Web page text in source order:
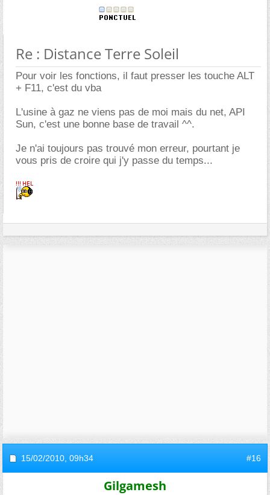
Re : Distance Terre Soleil
Pour voir les fonctions, il faut presser les touche ALT
+ F11, c'est du vba
L'usine à gaz ne viens pas de moi mais du net, API
Sun, c'est une bonne base de travail ^^.
Je n'ai toujours pas trouvé mon erreur, pourtant je
vous pris de croire qui j'y passe du temps...
15/02/2010, 09h34 #16
Gilgamesh